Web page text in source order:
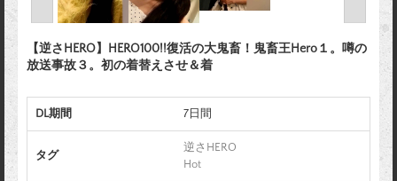
【逆さHERO】HERO100!!復活の大鬼畜！鬼畜王Hero１。噂の
放送事故３。初の着替えさせ＆着
DL期間 7日間
タグ
逆さHERO
Hot